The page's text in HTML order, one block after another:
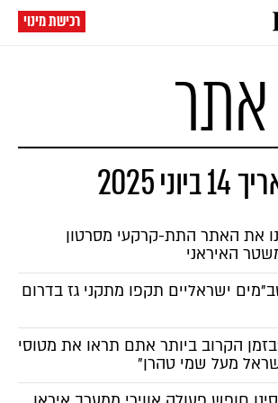
רכישת מינוי
2025
את האתר התת-קרקעי מסרטון
האיראני
ישראליים תקפו מתקני גז בדרום
הקרוב ביותר אתם תראו את מטוסי
מעל שמי טהרן"